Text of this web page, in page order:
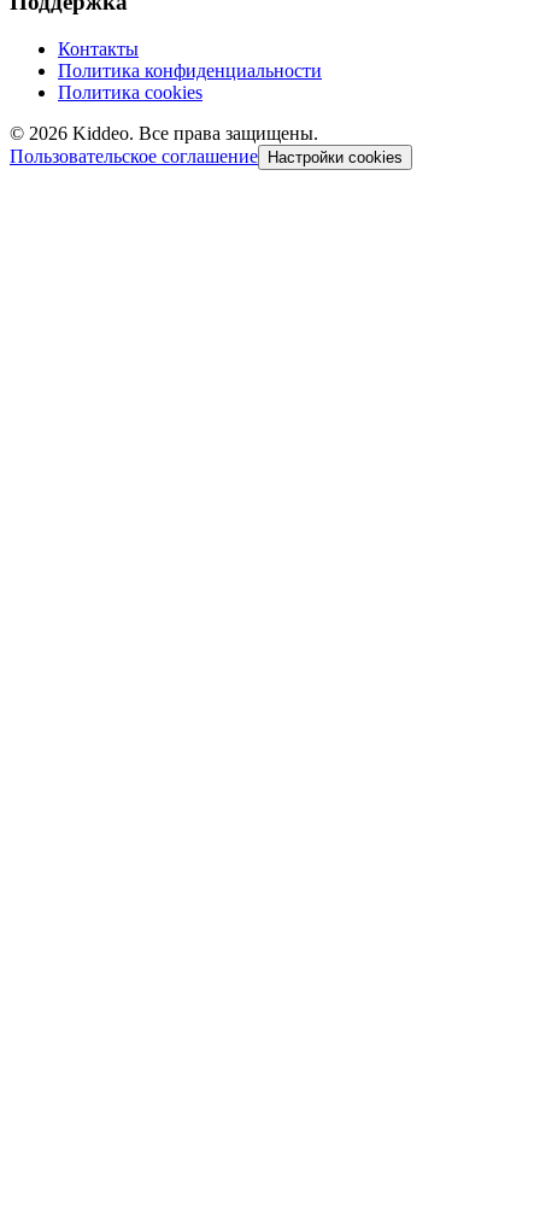
Контакты
Политика конфиденциальности
Политика cookies
© 2026 Kiddeo. Все права защищены.
Пользовательское соглашение
Настройки cookies